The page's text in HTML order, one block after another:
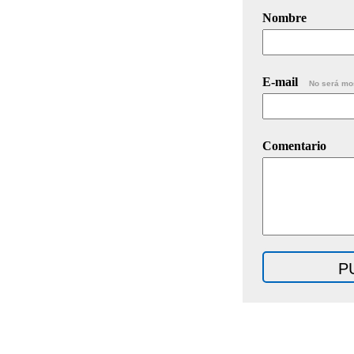
Nombre
E-mail No será
Comentario